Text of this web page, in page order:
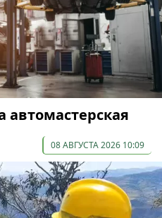
автомастерская
08 АВГУСТА 2026 10:09